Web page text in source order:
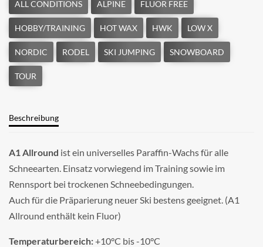
Beschreibung
A1 Allround ist ein universelles Paraffin-Wachs für alle
Schneearten. Einsatz vorwiegend im Training sowie im
Rennsport bei trockenen Schneebedingungen.
Auch für die Präparierung neuer Ski bestens geeignet. (A1
Allround enthält kein Fluor)
Temperaturbereich:+10°C bis -10°C